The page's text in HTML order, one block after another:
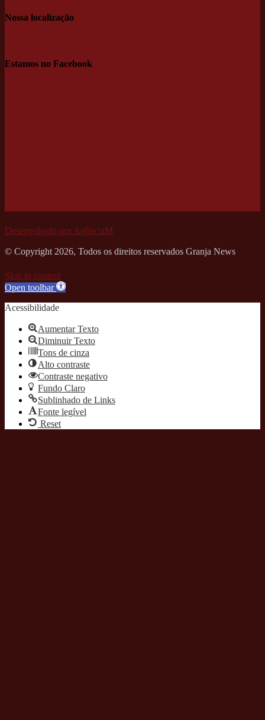
Nossa localização
Estamos no Facebook
Desenvolvido por AgênciaM
© Copyright 2026, Todos os direitos reservados Granja News
Skip to content
Open toolbar
Acessibilidade
Aumentar Texto
Diminuir Texto
Tons de cinza
Alto contraste
Contraste negativo
Fundo Claro
Sublinhado de Links
Fonte legível
Reset